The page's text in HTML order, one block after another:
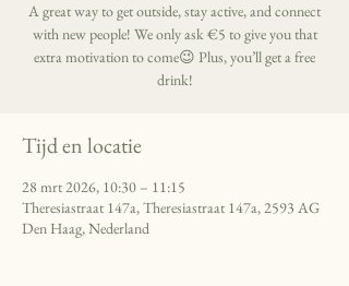
A great way to get outside, stay active, and connect
with new people! We only ask €5 to give you that
extra motivation to come😉 Plus, you’ll get a free
drink!
Tijd en locatie
28 mrt 2026, 10:30 – 11:15
Theresiastraat 147a, Theresiastraat 147a, 2593 AG
Den Haag, Nederland